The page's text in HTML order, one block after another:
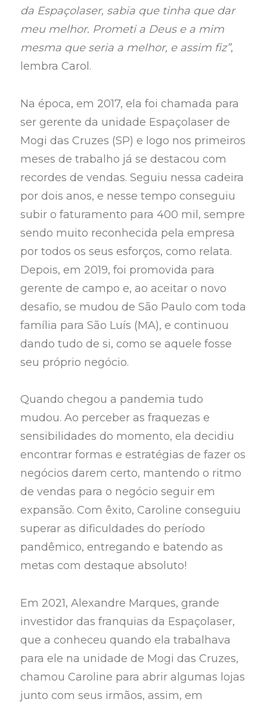
da Espaçolaser, sabia que tinha que dar
meu melhor. Prometi a Deus e a mim
mesma que seria a melhor, e assim fiz”,
lembra Carol.
Na época, em 2017, ela foi chamada para
ser gerente da unidade Espaçolaser de
Mogi das Cruzes (SP) e logo nos primeiros
meses de trabalho já se destacou com
recordes de vendas. Seguiu nessa cadeira
por dois anos, e nesse tempo conseguiu
subir o faturamento para 400 mil, sempre
sendo muito reconhecida pela empresa
por todos os seus esforços, como relata.
Depois, em 2019, foi promovida para
gerente de campo e, ao aceitar o novo
desafio, se mudou de São Paulo com toda
família para São Luís (MA), e continuou
dando tudo de si, como se aquele fosse
seu próprio negócio.
Quando chegou a pandemia tudo
mudou. Ao perceber as fraquezas e
sensibilidades do momento, ela decidiu
encontrar formas e estratégias de fazer os
negócios darem certo, mantendo o ritmo
de vendas para o negócio seguir em
expansão. Com êxito, Caroline conseguiu
superar as dificuldades do período
pandêmico, entregando e batendo as
metas com destaque absoluto!
Em 2021, Alexandre Marques, grande
investidor das franquias da Espaçolaser,
que a conheceu quando ela trabalhava
para ele na unidade de Mogi das Cruzes,
chamou Caroline para abrir algumas lojas
junto com seus irmãos, assim, em